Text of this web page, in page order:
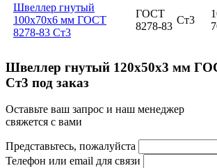
Швеллер гнутый
100x70x6 мм ГОСТ
8278-83 Ст3
ГОСТ
8278-83
Ст3
Швеллер гнутый 120x50x3 мм
Ст3 под заказ
Оставьте ваш запрос и наш менеджер
свяжется с вами
Представьтесь, пожалуйста
Телефон или email для связи